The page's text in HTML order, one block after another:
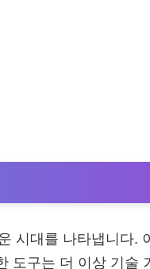
시대를 나타냅니다.
도구는 더 이상 기술